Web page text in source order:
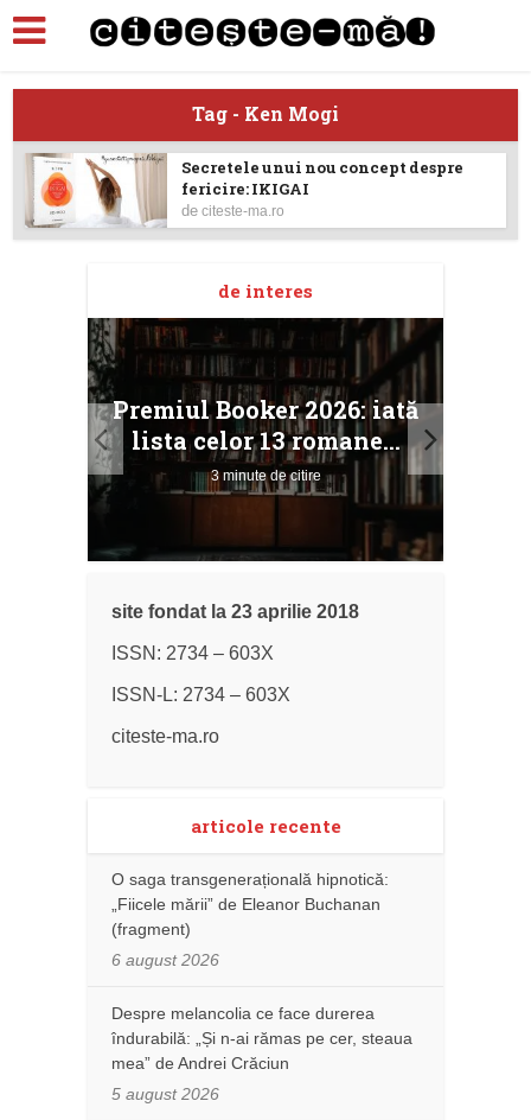
Tag - Ken Mogi
Secretele unui nou concept despre
fericire: IKIGAI
deciteste-ma.ro
de interes
Premiul Booker 2026: iată
lista celor 13 romane...
3 minute de citire
site fondat la 23 aprilie 2018
ISSN: 2734 – 603X
ISSN-L: 2734 – 603X
citeste-ma.ro
articole recente
O saga transgenerațională hipnotică:
„Fiicele mării” de Eleanor Buchanan
(fragment)
6 august 2026
Despre melancolia ce face durerea
îndurabilă: „Și n-ai rămas pe cer, steaua
mea” de Andrei Crăciun
5 august 2026